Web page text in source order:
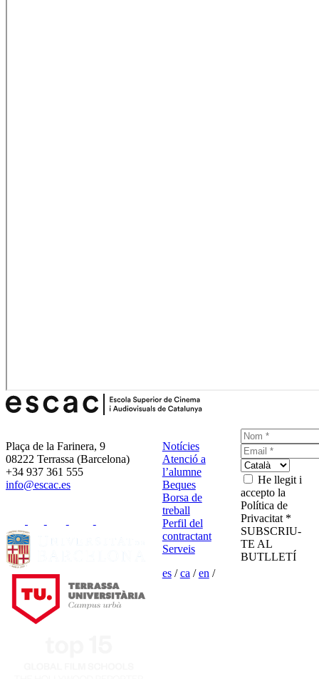
Plaça de la Farinera, 9
08222 Terrassa (Barcelona)
+34 937 361 555
info@escac.es
Notícies
Atenció a
l’alumne
Beques
Borsa de
treball
Perfil del
contractant
Serveis
es/ca /en /
He llegit i
accepto la
Política de
Privacitat *
SUBSCRIU-
TE AL
BUTLLETÍ